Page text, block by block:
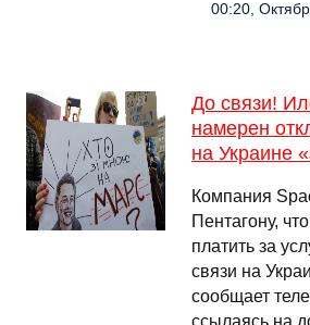
00:20,
До связи!
намерен
на Украине
Компания
Пентагону,
платить за
связи на
сообщает
ссылаясь на